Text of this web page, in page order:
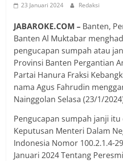
23 Januari 2024 Redaksi
JABAROKE.COM – Banten,
Banten Al Muktabar
pengucapan sumpah atau
Provinsi Banten Pergantian
Partai Hanura Fraksi
nama Agus Fahrudin
Nainggolan Selasa (23/1/
Pengucapan sumpah janji
Keputusan Menteri Dalam
Indonesia Nomor 100.2.1.4-
Januari 2024 Tentang